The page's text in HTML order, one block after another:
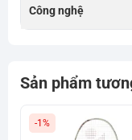
Công nghệ
Sản phẩm
-1%